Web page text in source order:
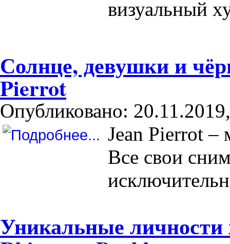
визуальный
Солнце, девушки и
Pierrot
Опубликовано:
Jean Pierrot –
Все свои
Уникальные